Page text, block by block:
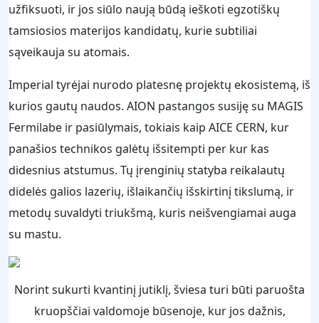
užfiksuoti, ir jos siūlo naują būdą ieškoti egzotiškų
tamsiosios materijos kandidatų, kurie subtiliai
sąveikauja su atomais.
Imperial tyrėjai nurodo platesnę projektų ekosistemą, iš
kurios gautų naudos. AION pastangos susiję su MAGIS
Fermilabe ir pasiūlymais, tokiais kaip AICE CERN, kur
panašios technikos galėtų išsitempti per kur kas
didesnius atstumus. Tų įrenginių statyba reikalautų
didelės galios lazerių, išlaikančių išskirtinį tikslumą, ir
metodų suvaldyti triukšmą, kuris neišvengiamai auga
su mastu.
Norint sukurti kvantinį jutiklį, šviesa turi būti paruošta
kruopščiai valdomoje būsenoje, kur jos dažnis,